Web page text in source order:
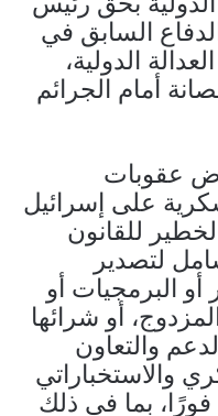
السابق في
الدولية،
أمام الجرائم
عقوبات
على إسرائيل
للقانون
لتصدير
أو البرمجيات أو
أو شرائها
والتعاون
والاستخباراتي
فورًا، بما في ذلك